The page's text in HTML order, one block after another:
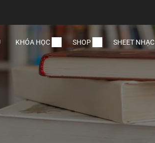
KHÓA HỌC SHOP SHEET NHẠC